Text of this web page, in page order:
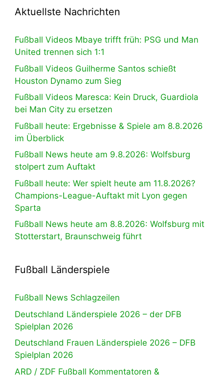
Aktuellste Nachrichten
Fußball Videos Mbaye trifft früh: PSG und Man
United trennen sich 1:1
Fußball Videos Guilherme Santos schießt
Houston Dynamo zum Sieg
Fußball Videos Maresca: Kein Druck, Guardiola
bei Man City zu ersetzen
Fußball heute: Ergebnisse & Spiele am 8.8.2026
im Überblick
Fußball News heute am 9.8.2026: Wolfsburg
stolpert zum Auftakt
Fußball heute: Wer spielt heute am 11.8.2026?
Champions-League-Auftakt mit Lyon gegen
Sparta
Fußball News heute am 8.8.2026: Wolfsburg mit
Stotterstart, Braunschweig führt
Fußball Länderspiele
Fußball News Schlagzeilen
Deutschland Länderspiele 2026 – der DFB
Spielplan 2026
Deutschland Frauen Länderspiele 2026 – DFB
Spielplan 2026
ARD / ZDF Fußball Kommentatoren &